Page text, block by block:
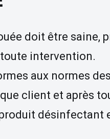
Nous
doit être saine,
intervention.
aux normes
client et après
désinfectant